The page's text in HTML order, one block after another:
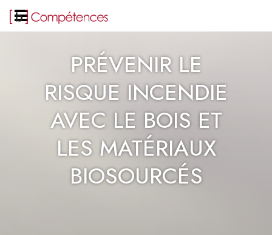
PRÉVENIR LE
RISQUE INCENDIE
AVEC LE BOIS ET
LES MATÉRIAUX
BIOSOURCÉS